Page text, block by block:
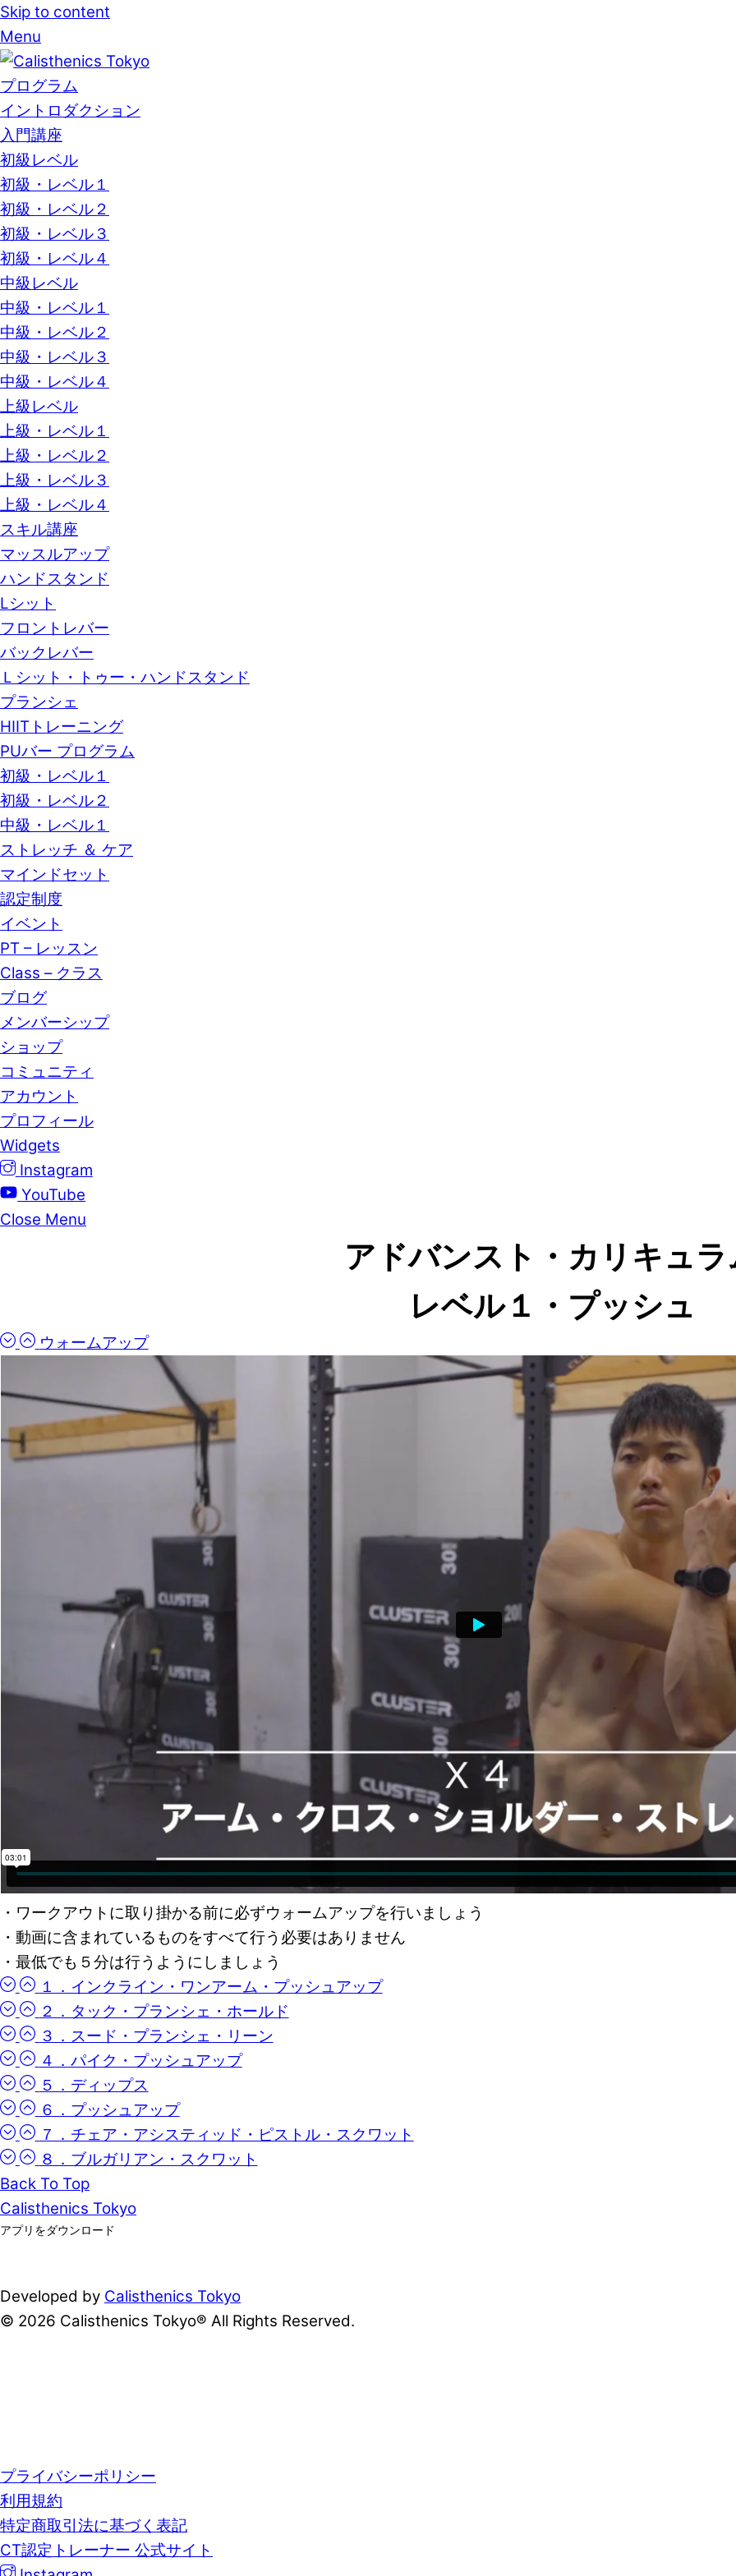
Skip to content
Menu
プログラム
イントロダクション
入門講座
初級レベル
初級・レベル１
初級・レベル２
初級・レベル３
初級・レベル４
中級レベル
中級・レベル１
中級・レベル２
中級・レベル３
中級・レベル４
上級レベル
上級・レベル１
上級・レベル２
上級・レベル３
上級・レベル４
スキル講座
マッスルアップ
ハンドスタンド
Lシット
フロントレバー
バックレバー
Ｌシット・トゥー・ハンドスタンド
プランシェ
HIITトレーニング
PUバー プログラム
初級・レベル１
初級・レベル２
中級・レベル１
ストレッチ ＆ ケア
マインドセット
認定制度
イベント
PT – レッスン
Class – クラス
ブログ
メンバーシップ
ショップ
コミュニティ
アカウント
プロフィール
Widgets
Instagram
YouTube
Close Menu
アドバンスト・カリキュラ
レベル１・プッシュ
ウォームアップ
・ワークアウトに取り掛かる前に必ずウォームアップを行いましょう
・動画に含まれているものをすべて行う必要はありません
・最低でも５分は行うようにしましょう
１．インクライン・ワンアーム・プッシュアップ
２．タック・プランシェ・ホールド
３．スード・プランシェ・リーン
４．パイク・プッシュアップ
５．ディップス
６．プッシュアップ
７．チェア・アシスティッド・ピストル・スクワット
８．ブルガリアン・スクワット
Back To Top
Calisthenics Tokyo
アプリをダウンロード
Developed by Calisthenics Tokyo
© 2026 Calisthenics Tokyo® All Rights Reserved.
プライバシーポリシー
利用規約
特定商取引法に基づく表記
CT認定トレーナー 公式サイト